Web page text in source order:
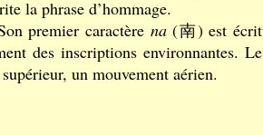
la phrase d’hommage.
premier caractère na(南) est écrit
des inscriptions environnantes. Le
un mouvement aérien.